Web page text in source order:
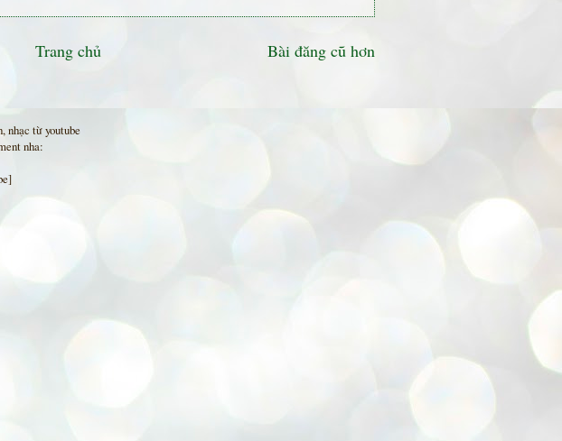
Bài đăng cũ hơn
Trang chủ
nhạc từ youtube
nha: